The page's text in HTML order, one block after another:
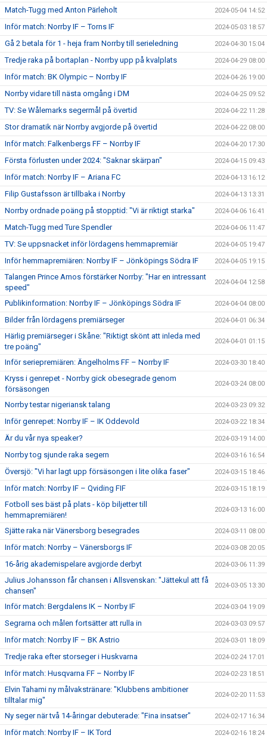
Match-Tugg med Anton Pärleholt 2024-05-04 14:52
Inför match: Norrby IF – Torns IF 2024-05-03 18:57
Gå 2 betala för 1 - heja fram Norrby till serieledning 2024-04-30 15:04
Tredje raka på bortaplan - Norrby upp på kvalplats 2024-04-29 08:00
Inför match: BK Olympic – Norrby IF 2024-04-26 19:00
Norrby vidare till nästa omgång i DM 2024-04-25 09:52
TV: Se Wålemarks segermål på övertid 2024-04-22 11:28
Stor dramatik när Norrby avgjorde på övertid 2024-04-22 08:00
Inför match: Falkenbergs FF – Norrby IF 2024-04-20 17:30
Första förlusten under 2024: "Saknar skärpan" 2024-04-15 09:43
Inför match: Norrby IF – Ariana FC 2024-04-13 16:12
Filip Gustafsson är tillbaka i Norrby 2024-04-13 13:31
Norrby ordnade poäng på stopptid: "Vi är riktigt starka" 2024-04-06 16:41
Match-Tugg med Ture Spendler 2024-04-06 11:47
TV: Se uppsnacket inför lördagens hemmapremiär 2024-04-05 19:47
Inför hemmapremiären: Norrby IF – Jönköpings Södra IF 2024-04-05 19:15
Talangen Prince Amos förstärker Norrby: "Har en intressant
speed"
2024-04-04 12:58
Publikinformation: Norrby IF – Jönköpings Södra IF 2024-04-04 08:00
Bilder från lördagens premiärseger 2024-04-01 06:34
Härlig premiärseger i Skåne: "Riktigt skönt att inleda med
tre poäng"
2024-04-01 01:15
Inför seriepremiären: Ängelholms FF – Norrby IF 2024-03-30 18:40
Kryss i genrepet - Norrby gick obesegrade genom
försäsongen
2024-03-24 08:00
Norrby testar nigeriansk talang 2024-03-23 09:32
Inför genrepet: Norrby IF – IK Oddevold 2024-03-22 18:34
Är du vår nya speaker? 2024-03-19 14:00
Norrby tog sjunde raka segern 2024-03-16 16:54
Översjö: "Vi har lagt upp försäsongen i lite olika faser" 2024-03-15 18:46
Inför match: Norrby IF – Qviding FIF 2024-03-15 18:19
Fotboll ses bäst på plats - köp biljetter till
hemmapremiären!
2024-03-13 16:00
Sjätte raka när Vänersborg besegrades 2024-03-11 08:00
Inför match: Norrby – Vänersborgs IF 2024-03-08 20:05
16-årig akademispelare avgjorde derbyt 2024-03-06 11:39
Julius Johansson får chansen i Allsvenskan: "Jättekul att få
chansen"
2024-03-05 13:30
Inför match: Bergdalens IK – Norrby IF 2024-03-04 19:09
Segrarna och målen fortsätter att rulla in 2024-03-03 09:57
Inför match: Norrby IF – BK Astrio 2024-03-01 18:09
Tredje raka efter storseger i Huskvarna 2024-02-24 17:01
Inför match: Husqvarna FF – Norrby IF 2024-02-23 18:51
Elvin Tahami ny målvakstränare: "Klubbens ambitioner
tilltalar mig"
2024-02-20 11:53
Ny seger när två 14-åringar debuterade: "Fina insatser" 2024-02-17 16:34
Inför match: Norrby IF – IK Tord 2024-02-16 18:24